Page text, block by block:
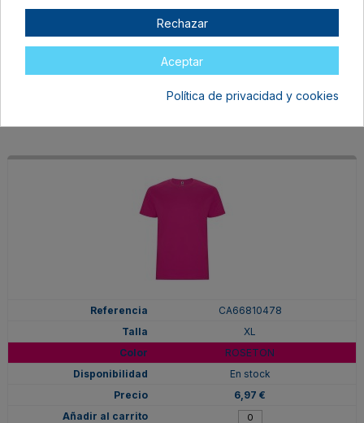
XL
6,97 €
CA66810478
XL
ROSETON
En stock
6,97 €
Rechazar
Aceptar
Política de privacidad y cookies